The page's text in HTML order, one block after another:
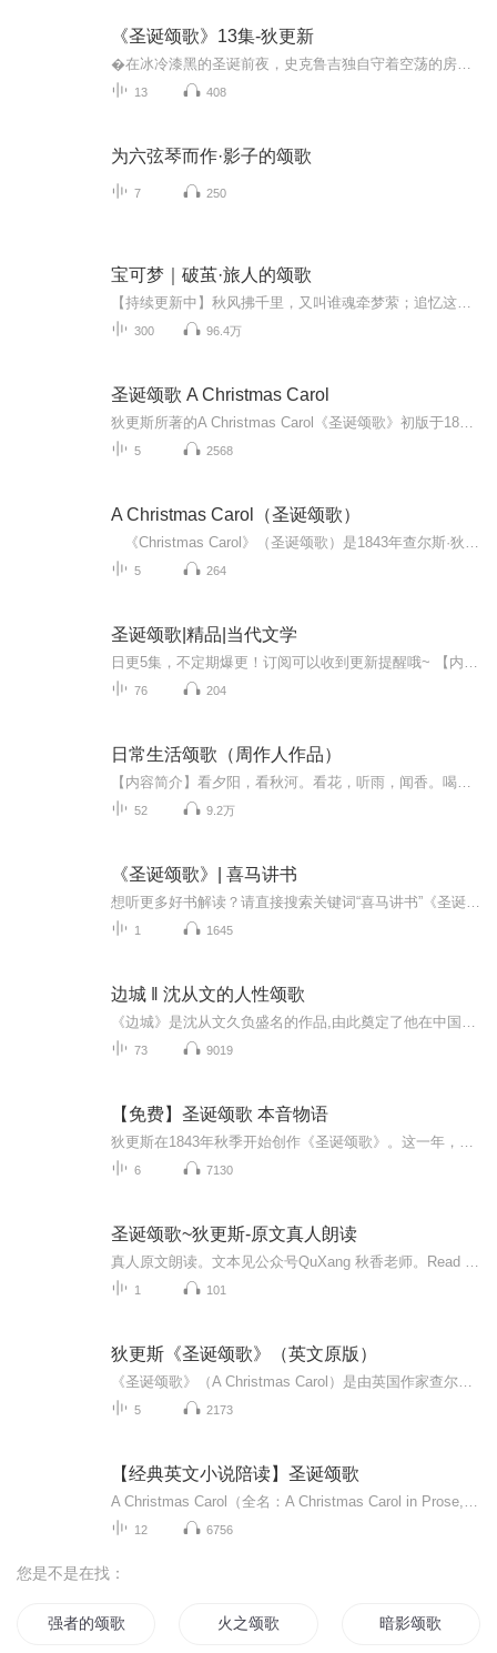
《圣诞颂歌》13集-狄更新
13 408
为六弦琴而作·影子的颂歌
7 250
宝可梦｜破茧·旅人的颂歌
300 96.4万
圣诞颂歌 A Christmas Carol
5 2568
A Christmas Carol​（圣诞颂歌​）
5 264
圣诞颂歌|精品|当代文学
76 204
日常生活颂歌（周作人作品）
52 9.2万
《圣诞颂歌》| 喜马讲书
1 1645
边城 ‖ 沈从文的人性颂歌
73 9019
【免费】圣诞颂歌 本音物语
6 7130
圣诞颂歌~狄更斯-原文真人朗读
1 101
狄更斯《圣诞颂歌》（英文原版）
5 2173
【经典英文小说陪读】圣诞颂歌
12 6756
您是不是在找：
强者的颂歌 火之颂歌 暗影颂歌